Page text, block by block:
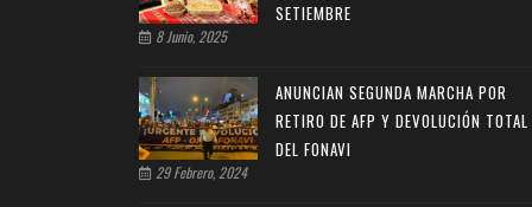
SETIEMBRE
8 Junio, 2025
ANUNCIAN SEGUNDA MARCHA POR
RETIRO DE AFP Y DEVOLUCIÓN TOTAL
DEL FONAVI
29 Febrero, 2024